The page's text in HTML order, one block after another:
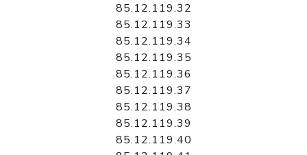
85.12.119.32
85.12.119.33
85.12.119.34
85.12.119.35
85.12.119.36
85.12.119.37
85.12.119.38
85.12.119.39
85.12.119.40